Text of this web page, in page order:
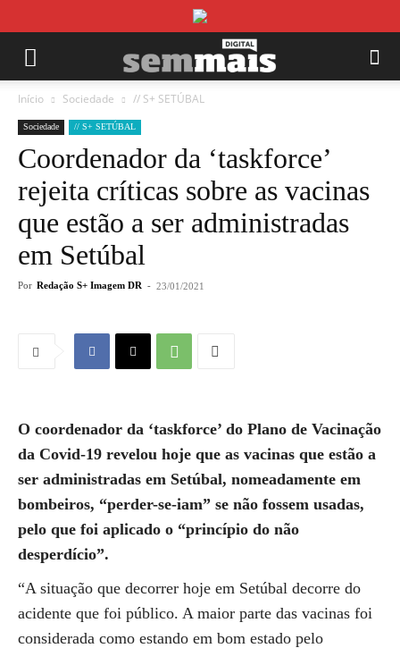
Início Sociedade // S+ SETÚBAL
Sociedade // S+ SETÚBAL
Coordenador da ‘taskforce’
rejeita críticas sobre as vacinas
que estão a ser administradas
em Setúbal
Por Redação S+ Imagem DR - 23/01/2021
O coordenador da ‘taskforce’ do Plano de Vacinação
da Covid-19 revelou hoje que as vacinas que estão a
ser administradas em Setúbal, nomeadamente em
bombeiros, “perder-se-iam” se não fossem usadas,
pelo que foi aplicado o “princípio do não
desperdício”.
“A situação que decorrer hoje em Setúbal decorre do
acidente que foi público. A maior parte das vacinas foi
considerada como estando em bom estado pelo